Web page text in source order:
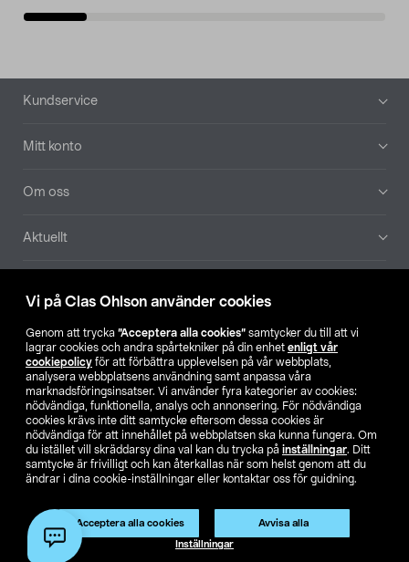
Vi på Clas Ohlson använder cookies
Genom att trycka ”Acceptera alla cookies” samtycker du till att vi
lagrar cookies och andra spårtekniker på din enhet enligt vår
cookiepolicy för att förbättra upplevelsen på vår webbplats,
analysera webbplatsens användning samt anpassa våra
marknadsföringsinsatser. Vi använder fyra kategorier av cookies:
nödvändiga, funktionella, analys och annonsering. För nödvändiga
cookies krävs inte ditt samtycke eftersom dessa cookies är
nödvändiga för att innehållet på webbplatsen ska kunna fungera. Om
du istället vill skräddarsy dina val kan du trycka på inställningar. Ditt
samtycke är frivilligt och kan återkallas när som helst genom att du
ändrar i dina cookie-inställningar eller kontaktar oss för guidning.
Acceptera alla cookies Avvisa alla
Inställningar
Produkten har utgått
Artikelnr: 51-2020
Sidfot
Kundservice
Mitt konto
Om oss
Aktuellt
Hitta butik
SE NO FI
Ändra till priser exklusive moms